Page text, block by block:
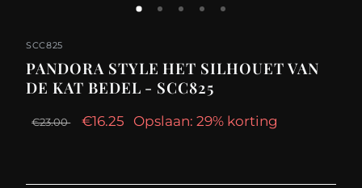
SCC825
PANDORA STYLE HET SILHOUET VAN
DE KAT BEDEL - SCC825
€23.00 €16.25 Opslaan: 29% korting